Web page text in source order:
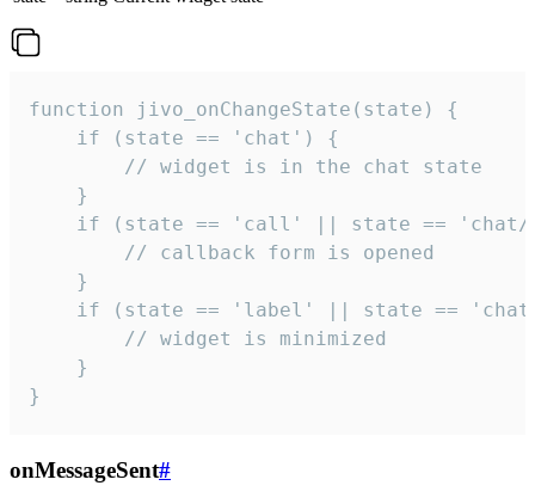
function jivo_onChangeState(state) {
    if (state == 'chat') {
        // widget is in the chat state
    }
if (state == 'call' || state ==
        // callback form is opened
    }
if (state == 'label' || state ==
        // widget is minimized
    }
}
onMessageSent#